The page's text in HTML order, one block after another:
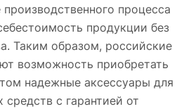
процесса
продукции без
Таким образом, российские
возможность приобретать
надежные аксессуары для
с гарантией от